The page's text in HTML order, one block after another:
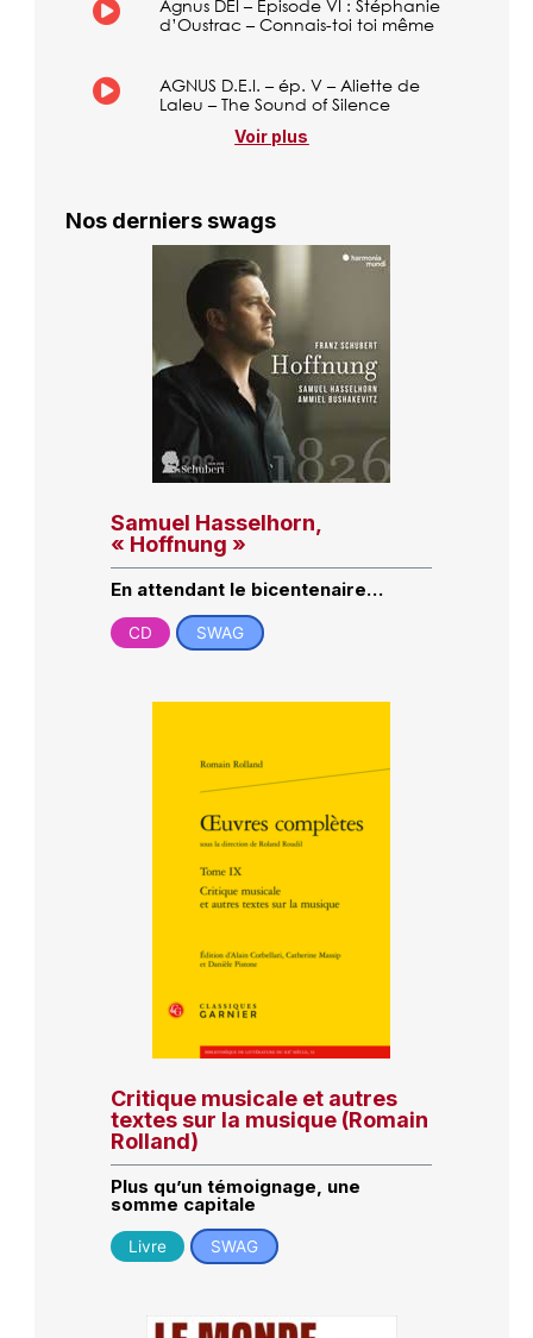
Agnus DEI – Episode VI : Stéphanie
d’Oustrac – Connais-toi toi même
AGNUS D.E.I. – ép. V – Aliette de
Laleu – The Sound of Silence
Voir plus
Nos derniers swags
Samuel Hasselhorn,
« Hoffnung »
En attendant le bicentenaire…
CD SWAG
Critique musicale et autres
textes sur la musique (Romain
Rolland)
Plus qu’un témoignage, une
somme capitale
Livre SWAG